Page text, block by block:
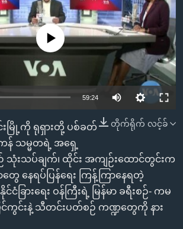
စာ
စာ
ပ်စာ
ျက်အလက်များ
ဉ်
ား
း
source currently available
59:24
တိုက်ရိုက် လင့်ခ်
မြို့ကို ရုရှားတို့ ပစ်ခတ်
သမ္မတရဲ့ အရှေ့
သုံးသပ်ချက်၊ ထိုင်း အကျဉ်းထောင်တွင်းက
ေ နေရပ်ပြန်ရေး ကြန့်ကြာနေရတဲ့
ငံခြားရေး ဝန်ကြီးရဲ့ မြန်မာ ခရီးစဉ်- ကမ
ြင်ကွင်းနဲ့ သီတင်းပတ်စဉ် ကဏ္ဍတွေကို နား